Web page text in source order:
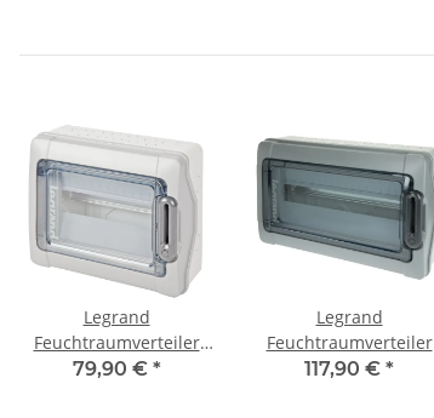
Legrand
Feuchtraumverteiler
Aufputz 1 x 12 TE
79,90 € *
Legrand
Feuchtraumverteiler
Aufputz 1 x 18 TE
117,90 € *